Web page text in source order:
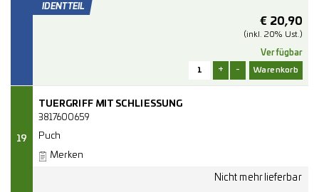
€ 20,90
(inkl. 20% Ust.)
Verfügbar
+ -
19
TUERGRIFF MIT SCHLIESSUNG
3817600659
Puch
Merken